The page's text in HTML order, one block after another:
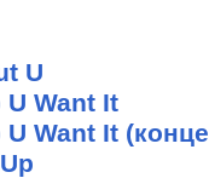
U
Want It
Want It